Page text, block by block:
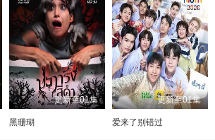
更新至01集
黑珊瑚
更新至01集
爱来了别错过